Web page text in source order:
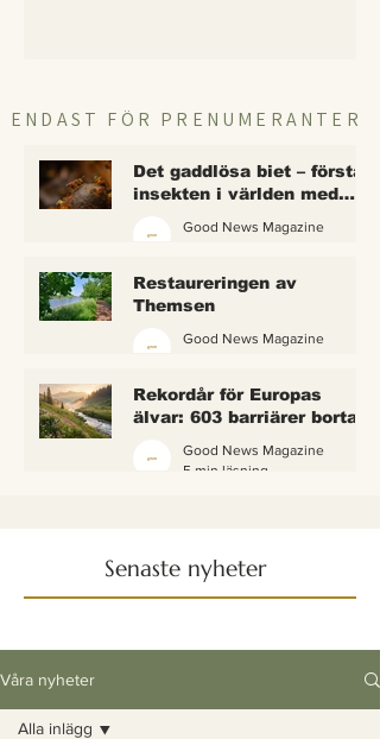
ENDAST FÖR PRENUMERANTER
Det gaddlösa biet – första
insekten i världen med
Good News Magazine
Restaureringen av
Themsen
Good News Magazine
Rekordår för Europas
älvar: 603 barriärer borta
igen
Good News Magazine
5 min läsning
Senaste nyheter
Våra nyheter
Alla inlägg